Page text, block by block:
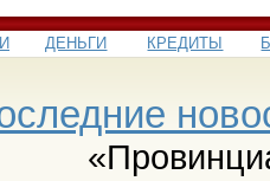
ДЕНЬГИ КРЕДИТЫ